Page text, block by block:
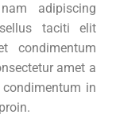
adipiscing
taciti elit
condimentum
amet a
in